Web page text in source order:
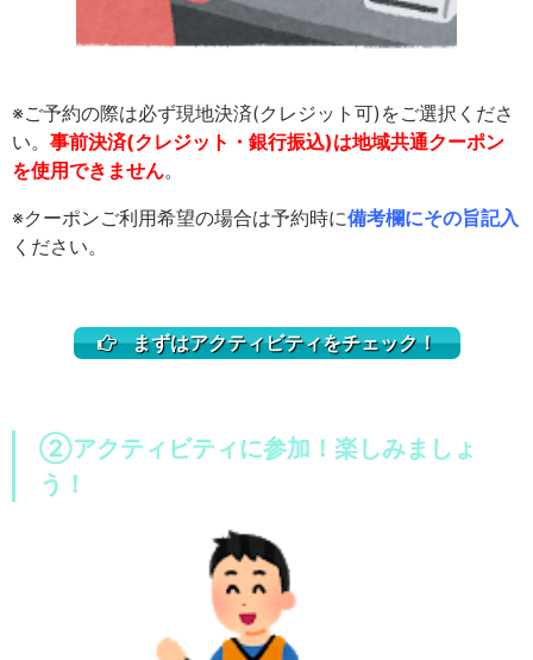
※ご予約の際は必ず現地決済(クレジット可)をご選択くださ
い。 事前決済(クレジット・銀行振込)は地域共通クーポン
を使用できません。
※クーポンご利用希望の場合は予約時に備考欄にその旨記入
ください。
まずはアクティビティをチェック！
②アクティビティに参加！楽しみましょ
う！